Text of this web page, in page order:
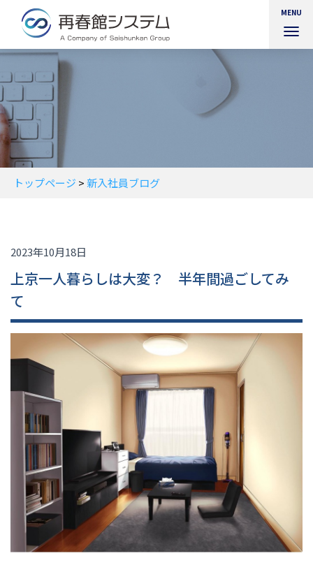
MENU
トップページ > 新入社員ブログ
2023年10月18日
上京一人暮らしは大変？ 半年間過ごしてみ
て